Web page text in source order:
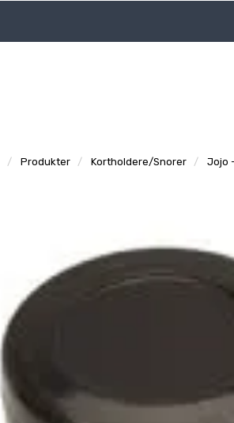
Produkter Kortholdere/Snorer Jojo